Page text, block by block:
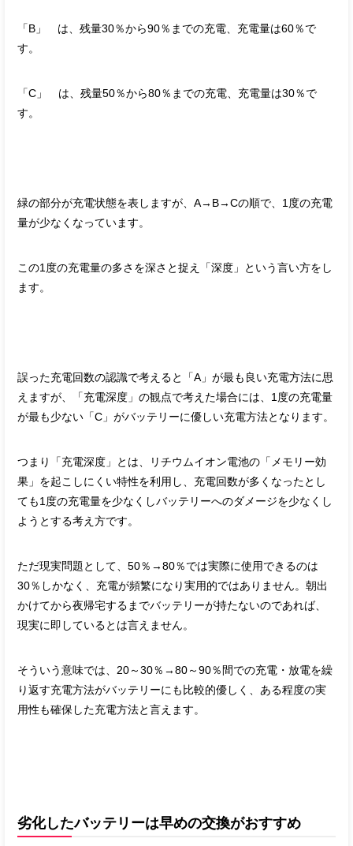
「B」 は、残量30％から90％までの充電、充電量は60％で
す。
「C」 は、残量50％から80％までの充電、充電量は30％で
す。
緑の部分が充電状態を表しますが、A→B→Cの順で、1度の充電
量が少なくなっています。
この1度の充電量の多さを深さと捉え「深度」という言い方をし
ます。
誤った充電回数の認識で考えると「A」が最も良い充電方法に思
えますが、「充電深度」の観点で考えた場合には、1度の充電量
が最も少ない「C」がバッテリーに優しい充電方法となります。
つまり「充電深度」とは、リチウムイオン電池の「メモリー効
果」を起こしにくい特性を利用し、充電回数が多くなったとし
ても1度の充電量を少なくしバッテリーへのダメージを少なくし
ようとする考え方です。
ただ現実問題として、50％→80％では実際に使用できるのは
30％しかなく、充電が頻繁になり実用的ではありません。朝出
かけてから夜帰宅するまでバッテリーが持たないのであれば、
現実に即しているとは言えません。
そういう意味では、20～30％→80～90％間での充電・放電を繰
り返す充電方法がバッテリーにも比較的優しく、ある程度の実
用性も確保した充電方法と言えます。
劣化したバッテリーは早めの交換がおすすめ